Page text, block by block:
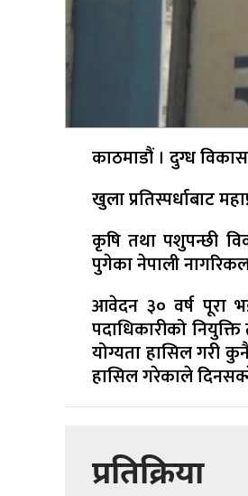
काठमाडौं । दुग्ध
खुला प्रतिस्पर्धाबाट
कृषि तथा पशुपन्छी
पुगेका नेपाली
आवेदन ३० वर्ष पूरा
पदाधिकारीको
योग्यता हासिल गरी
हासिल गरेकाले
प्रतिक्रिया